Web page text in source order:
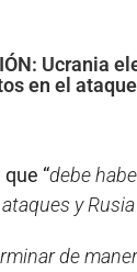
Ucrania
en el
“debe
y
de